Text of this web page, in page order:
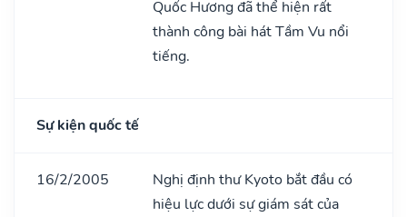
Quốc Hương đã thể hiện rất
thành công bài hát Tầm Vu nổi
tiếng.
Sự kiện quốc tế
16/2/2005
Nghị định thư Kyoto bắt đầu có
hiệu lực dưới sự giám sát của